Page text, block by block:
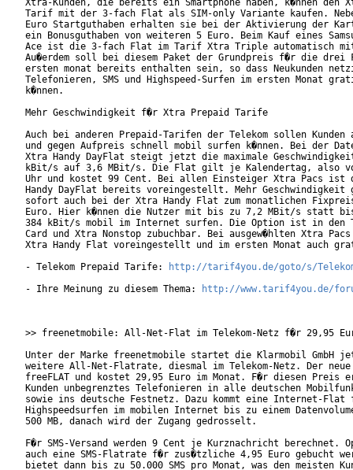
Xtra-Kunden, die bereits ein Smartphone haben, k�nnen den
Tarif mit der 3-fach Flat als SIM-only Variante kaufen.
Euro Startguthaben erhalten sie bei der Aktivierung der
ein Bonusguthaben von weiteren 5 Euro. Beim Kauf eines
Ace ist die 3-fach Flat im Tarif Xtra Triple automatisch
Au�erdem soll bei diesem Paket der Grundpreis f�r die drei
ersten monat bereits enthalten sein, so dass Neukunden
Telefonieren, SMS und Highspeed-Surfen im ersten Monat
k�nnen.
Mehr Geschwindigkeit f�r Xtra Prepaid Tarife
Auch bei anderen Prepaid-Tarifen der Telekom sollen Kunden
und gegen Aufpreis schnell mobil surfen k�nnen. Bei der
Xtra Handy DayFlat steigt jetzt die maximale
kBit/s auf 3,6 MBit/s. Die Flat gilt je Kalendertag, also
Uhr und kostet 99 Cent. Bei allen Einsteiger Xtra Pacs ist
Handy DayFlat bereits voreingestellt. Mehr Geschwindigkeit
sofort auch bei der Xtra Handy Flat zum monatlichen
Euro. Hier k�nnen die Nutzer mit bis zu 7,2 MBit/s statt
384 kBit/s mobil im Internet surfen. Die Option ist in den
Card und Xtra Nonstop zubuchbar. Bei ausgew�hlten Xtra
Xtra Handy Flat voreingestellt und im ersten Monat auch
- Telekom Prepaid Tarife:
http://tarif4you.de/goto/s/
- Ihre Meinung zu diesem Thema:
http://www.tarif4you.de/
>> freenetmobile: All-Net-Flat im Telekom-Netz f�r 29,95
Unter der Marke freenetmobile startet die Klarmobil GmbH
weitere All-Net-Flatrate, diesmal im Telekom-Netz. Der
freeFLAT und kostet 29,95 Euro im Monat. F�r diesen Preis
Kunden unbegrenztes Telefonieren in alle deutschen
sowie ins deutsche Festnetz. Dazu kommt eine Internet-Flat
Highspeedsurfen im mobilen Internet bis zu einem
500 MB, danach wird der Zugang gedrosselt.
F�r SMS-Versand werden 9 Cent je Kurznachricht berechnet.
auch eine SMS-Flatrate f�r zus�tzliche 4,95 Euro gebucht
bietet dann bis zu 50.000 SMS pro Monat, was den meisten